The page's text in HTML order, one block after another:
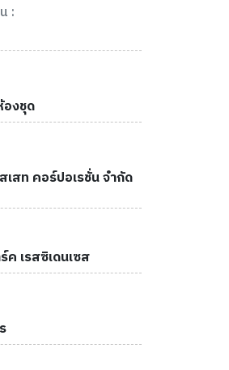
:
องชุด
สท คอร์ปอเรชั่น จำกัด
ค เรสซิเดนเซส